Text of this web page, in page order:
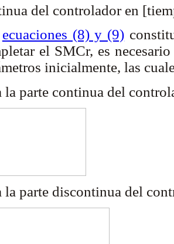
del controlador en
ecuaciones (8) y (9)
el SMCr, es
inicialmente, las
la parte continua del
la parte discontinua del